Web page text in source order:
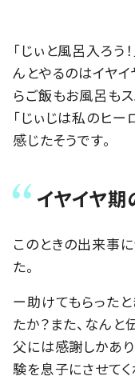
「じぃと風呂入ろう
んとやるのはイヤイ
らご飯もお風呂も
「じぃじは私のヒ
感じたそうです。
イヤイヤ
このときの出来事
た。
ー助けてもらった
たか？また、なんと
父には感謝しかあ
験を息子にさせてく